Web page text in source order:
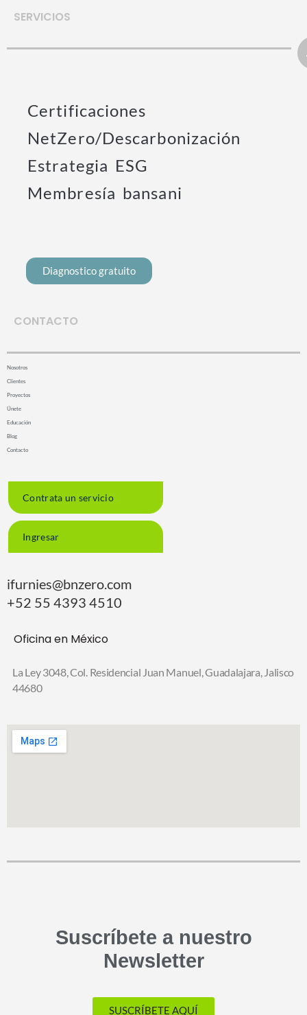
SERVICIOS
Certificaciones
NetZero/Descarbonización
Estrategia ESG
Membresía bansani
Diagnostico gratuito
CONTACTO
Nosotros
Clientes
Proyectos
Únete
Educación
Blog
Contacto
Contrata un servicio
Ingresar
ifurnies@bnzero.com
+52 55 4393 4510
Oficina en México
La Ley 3048, Col. Residencial Juan Manuel,Guadalajara, Jalisco
44680
Suscríbete a nuestro
Newsletter
SUSCRÍBETE AQUÍ